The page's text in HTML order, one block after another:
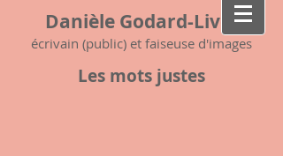
Danièle Godard-Livet
écrivain (public) et faiseuse d'images
Les mots justes